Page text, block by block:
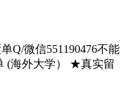
Q/微信551190476不能
(海外大学） ★真实留